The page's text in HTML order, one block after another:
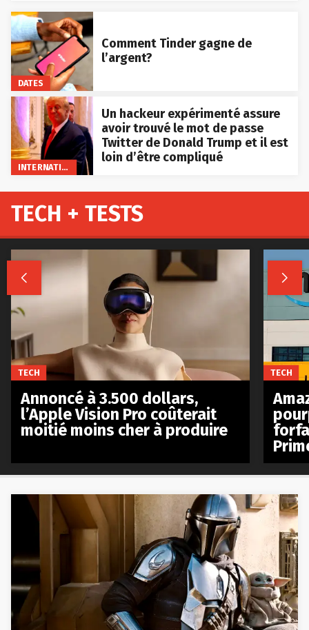
DATES
Comment Tinder gagne de
l’argent?
INTERNATIONAL
Un hackeur expérimenté assure
avoir trouvé le mot de passe
Twitter de Donald Trump et il est
loin d’être compliqué
TECH + TESTS
 
TECH
Annoncé à 3.500 dollars,
l’Apple Vision Pro coûterait
moitié moins cher à produire
TECH